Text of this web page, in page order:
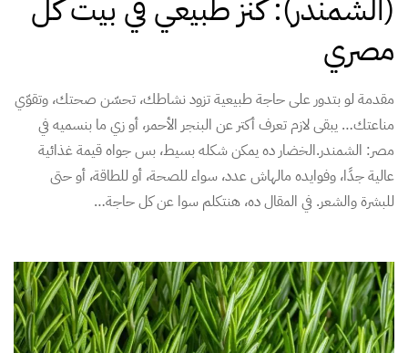
(الشمندر): كنز طبيعي في بيت كل
مصري
مقدمة لو بتدور على حاجة طبيعية تزود نشاطك، تحسّن صحتك، وتقوّي
مناعتك… يبقى لازم تعرف أكتر عن البنجر الأحمر، أو زي ما بنسميه في
مصر: الشمندر.الخضار ده يمكن شكله بسيط، بس جواه قيمة غذائية
عالية جدًا، وفوايده مالهاش عدد، سواء للصحة، أو للطاقة، أو حتى
للبشرة والشعر. في المقال ده، هنتكلم سوا عن كل حاجة…